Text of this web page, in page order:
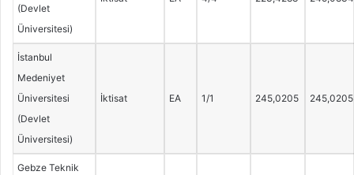
(Devlet
Üniversitesi)
İstanbul
Medeniyet
Üniversitesi
(Devlet
Üniversitesi)
İktisat EA 1/1 245,0205 245,0205
Gebze Teknik